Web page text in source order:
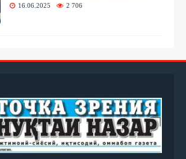
16.06.2025 2 706